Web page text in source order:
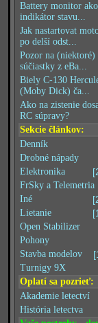
Battery monitor ako
indikátor stavu...
Jak nastartovat
po delší odst...
Pozor na (niektoré)
súčiastky z eBa...
Biely C-130
(Moby Dick) ča...
Ako na zistenie
RC súpravy?
Sekcie článkov:
Denník
Drobné nápady
Elektronika
FrSky a Telemetria
Iné
Lietanie
Open Stabilizer
Pohony
Stavba modelov
Turnigy 9X
Oplatí sa pozrieť:
Akademie letectví
História letectva